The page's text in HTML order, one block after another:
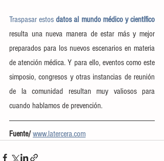
Traspasar estos datos al mundo médico y científico
resulta una nueva manera de estar más y mejor
preparados para los nuevos escenarios en materia
de atención médica. Y para ello, eventos como este
simposio, congresos y otras instancias de reunión
de la comunidad resultan muy valiosos para
cuando hablamos de prevención.
Fuente/ www.latercera.com